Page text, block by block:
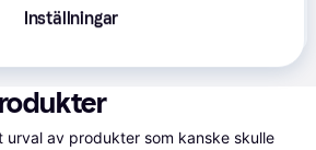
av produkter som kanske skulle
Inställningar